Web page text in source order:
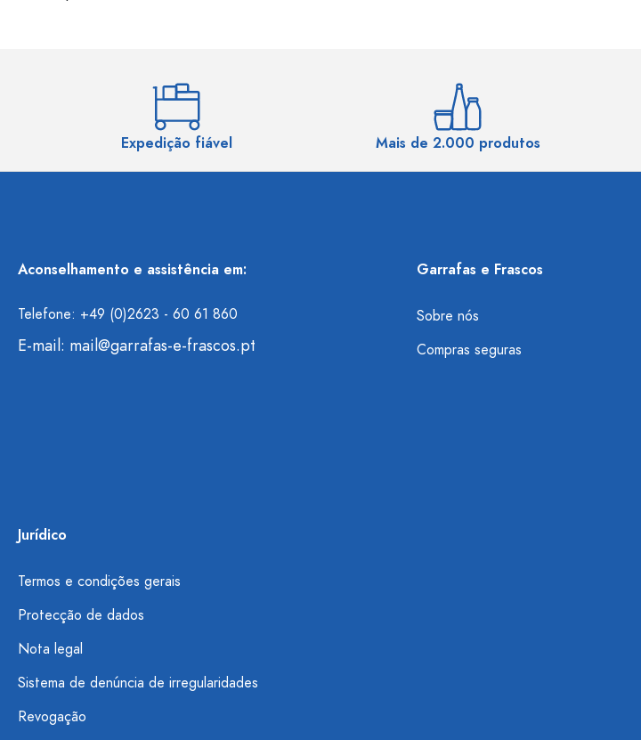
Expedição fiável Mais de 2.000 produtos
Aconselhamento e assistência em:
Telefone: +49 (0)2623 - 60 61 860
E-mail: mail@garrafas-e-frascos.pt
Garrafas e Frascos
Sobre nós
Compras seguras
Jurídico
Termos e condições gerais
Protecção de dados
Nota legal
Sistema de denúncia de irregularidades
Revogação